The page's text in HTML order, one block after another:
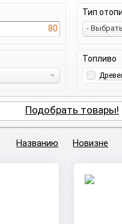
80
Тип
-
Топливо
Подобрать товары!
Названию Новизне